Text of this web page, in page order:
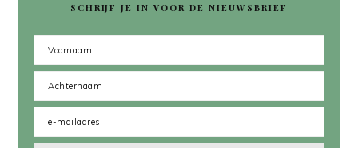
SCHRIJF JE IN VOOR DE NIEUWSBRIEF